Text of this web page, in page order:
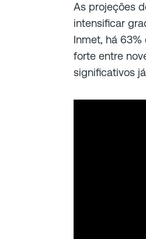
As projeções
intensificar
Inmet, há
forte entre
significativos